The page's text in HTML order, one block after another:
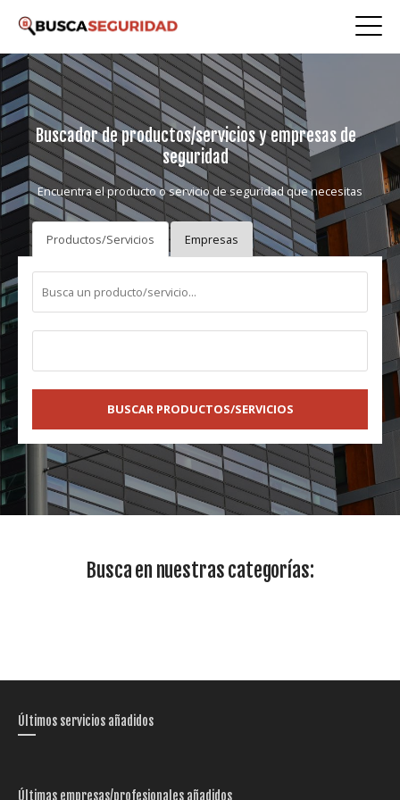
Buscador de productos/servicios y empresas de
seguridad
Encuentra el producto o servicio de seguridad que necesitas
Productos/Servicios Empresas
BUSCAR PRODUCTOS/SERVICIOS
Busca en nuestras categorías:
Últimos servicios añadidos
Últimas empresas/profesionales añadidos